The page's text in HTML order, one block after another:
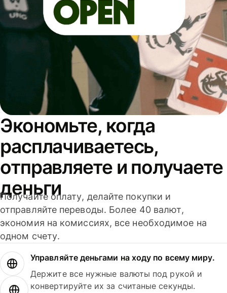
Экономьте, когда
расплачиваетесь,
отправляете и получаете
деньги
Получайте оплату, делайте покупки и
отправляйте переводы. Более 40 валют,
экономия на комиссиях, все необходимое на
одном счету.
Управляйте деньгами на ходу по всему миру.
Держите все нужные валюты под рукой и
конвертируйте их за считаные секунды.